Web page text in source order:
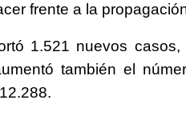
frente a la
1.521 nuevos
también el